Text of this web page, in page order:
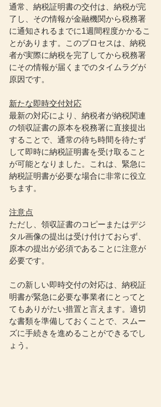
通常、納税証明書の交付は、納税が完
了し、その情報が金融機関から税務署
に通知されるまでに1週間程度かかるこ
とがあります。このプロセスは、納税
者が実際に納税を完了してから税務署
にその情報が届くまでのタイムラグが
原因です。
新たな即時交付対応
最新の対応により、納税者が納税関連
の領収証書の原本を税務署に直接提出
することで、通常の待ち時間を待たず
して即時に納税証明書を受け取ること
が可能となりました。これは、緊急に
納税証明書が必要な場合に非常に役立
ちます。
注意点
ただし、領収証書のコピーまたはデジ
タル画像の提出は受け付けておらず、
原本の提出が必須であることに注意が
必要です。
この新しい即時交付の対応は、納税証
明書が緊急に必要な事業者にとってと
てもありがたい措置と言えます。適切
な書類を準備しておくことで、スムー
ズに手続きを進めることができるでし
ょう。